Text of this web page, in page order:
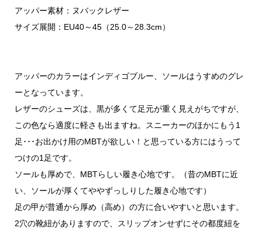
アッパー素材：ヌバックレザー
サイズ展開：EU40～45（25.0～28.3cm）
アッパーのカラーはインディゴブルー、ソールはうすめのグレ
ーとなっています。
レザーのシューズは、黒が多くて足元が重く見えがちですが、
この色なら適度に軽さも出ますね。スニーカーのほかにもう1
足･･･お出かけ用のMBTが欲しい！と思っている方にはうって
つけの1足です。
ソールも厚めで、MBTらしい履き心地です。（昔のMBTに近
い、ソールが厚くてややずっしりした履き心地です）
足の甲が普通から厚め（高め）の方に合いやすいと思います。
2穴の靴紐がありますので、スリップオンせずにその都度紐を